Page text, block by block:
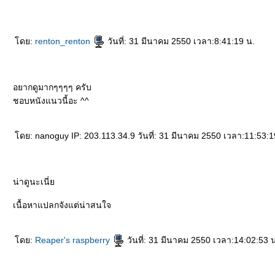
ดย: renton_renton วันที่: 31 มีนาคม 2550 เวลา:8:41:19 น.
อยากดูมากๆๆๆๆ ครับ
ชอบหนังแนวนี้อะ ^^
ดย: nanoguy IP: 203.113.34.9 วันที่: 31 มีนาคม 2550 เวลา
น่าดูนะเนี่
เนื้อหาแปลกจังแต่น่าสนใจ
ดย: Reaper's raspberry วันที่: 31 มีนาคม 2550 เวลา:14:02:53